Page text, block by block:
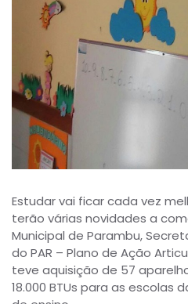
Estudar vai ficar cada vez
terão várias novidades a
Municipal de Parambu,
do PAR – Plano de Ação
teve aquisição de 57
18.000 BTUs para as escolas